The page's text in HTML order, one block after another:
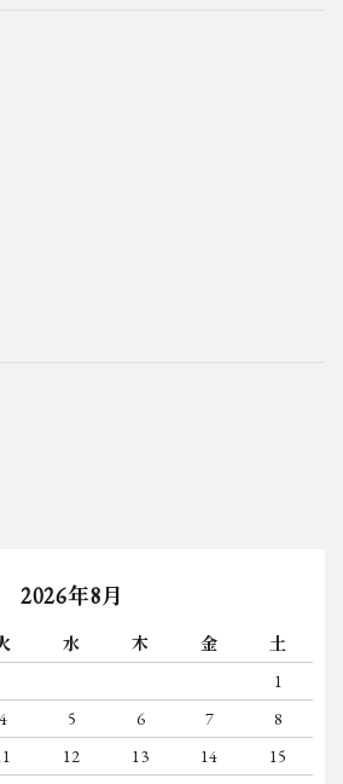
2026年8月
水 木 金
土
1
4 5 6 7
8
12 13 14
15